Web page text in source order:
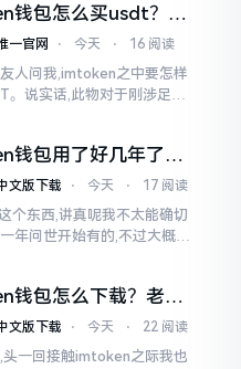
钱包怎么买usdt？老
单三步搞定
一官网 ⋅ 今天 ⋅ 16 阅读
人问我,imtoken之中要怎样
。说实话,此物对于刚涉足币
钱包用了好几年了，
年了？
文版下载 ⋅ 今天 ⋅ 17 阅读
个东西,讲真呢我不太能确切
年问世开始有的,不过大概在
年的时间了。
钱包怎么下载？老用
靠谱渠道
文版下载 ⋅ 今天 ⋅ 22 阅读
头一回接触imtoken之际我也